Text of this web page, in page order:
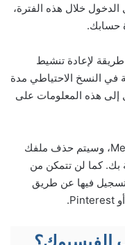
خلال هذه الفترة،
حسابك.
لإعادة تنشيط
في النسخ الاحتياطي مدة
إلى هذه المعلومات على
كما سيتم إلغاء استخدام تطبيق Messenger، وسيتم حذف ملفك
كما لن تتمكن من
فيها عن طريق